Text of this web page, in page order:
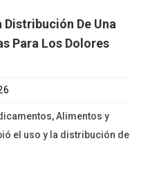
Distribución De Una
Para Los Dolores
Alimentos y
el uso y la distribución de